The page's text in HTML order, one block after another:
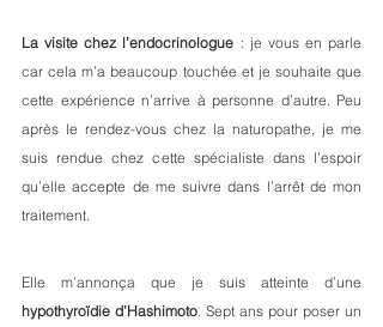
La visite chez l’endocrinologue : je vous en parle
car cela m’a beaucoup touchée et je souhaite que
cette expérience n’arrive à personne d’autre. Peu
après le rendez-vous chez la naturopathe, je me
suis rendue chez cette spécialiste dans l’espoir
qu’elle accepte de me suivre dans l’arrêt de mon
traitement.
Elle m’annonça que je suis atteinte d’une
hypothyroïdie d’Hashimoto . Sept ans pour poser un